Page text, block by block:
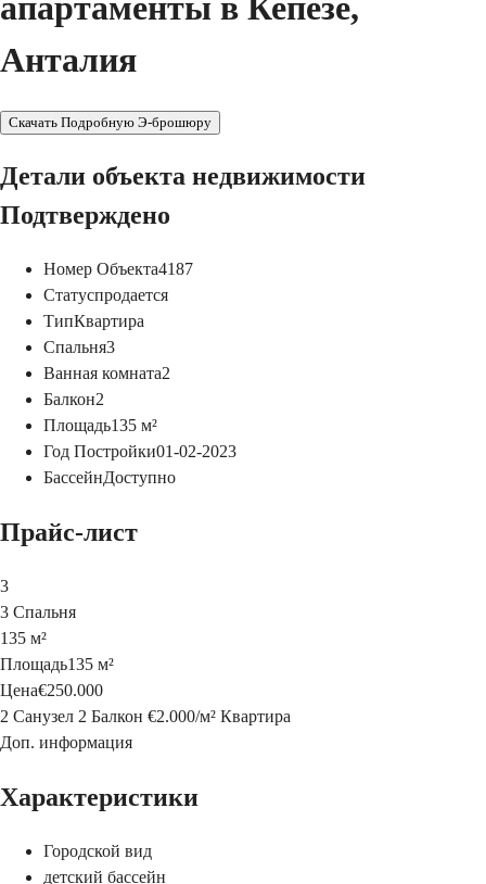
Анталия
Скачать Подробную Э-брошюру
Детали объекта недвижимости
Подтверждено
Номер Объекта4187
Статуспродается
ТипКвартира
Спальня3
Ванная комната2
Балкон2
Площадь135 м²
Год Постройки01-02-2023
БассейнДоступно
Прайс-лист
3
3 Спальня
135 м²
Площадь135 м²
Цена€250.000
2 Санузел 2 Балкон €2.000/м² Квартира
Доп. информация
Характеристики
Городской вид
детский бассейн